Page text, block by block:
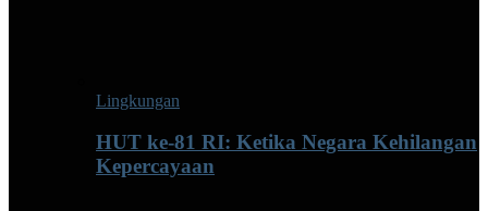
Lingkungan
HUT ke-81 RI: Ketika Negara Kehilangan
Kepercayaan